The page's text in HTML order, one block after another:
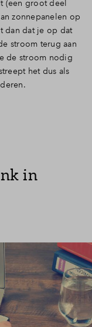
(een groot deel
zonnepanelen op
dan dat je op dat
stroom terug aan
de stroom nodig
het dus als
in